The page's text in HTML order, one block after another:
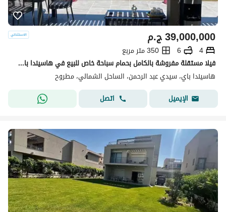
ج.م39,000,000
4
6
350 متر مربع
فيلا مستقلة مفروشة بالكامل بحمام سباحة خاص للبيع في هاسيندا باي - الساحل الشمالى -hacienda bay
هاسيندا باي، سيدي عبد الرحمن، الساحل الشمالي، مطروح
الإيميل
اتصل